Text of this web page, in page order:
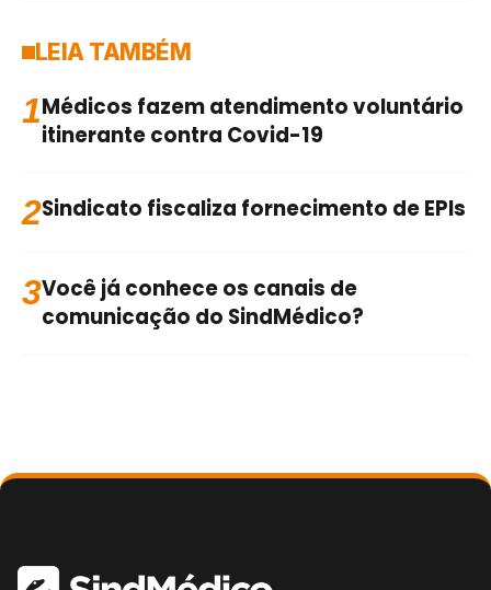
LEIA TAMBÉM
1Médicos fazem atendimento voluntário
itinerante contra Covid-19
2Sindicato fiscaliza fornecimento de EPIs
3Você já conhece os canais de
comunicação do SindMédico?